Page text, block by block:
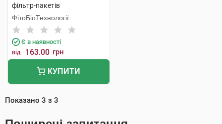
фільтр-пакетів
ФітоБіоТехнології
Є в наявності
від 163.00 грн
КУПИТИ
Показано 3 з 3